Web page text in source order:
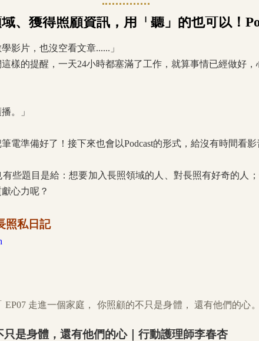
、獲得照顧資訊，用「聽」的也可以！
影片，也沒空看文章......」
樣的提醒，一天24小時都塞滿了工作，就算事情已經做好，
。」
電準備好了！接下來也會以Podcast的形式，給沒有時間看影
些題目是給：想要加入長照領域的人、對長照有好奇的人
心力呢？
照私日記
是身體，還有他們的心｜行動護理師李春杏